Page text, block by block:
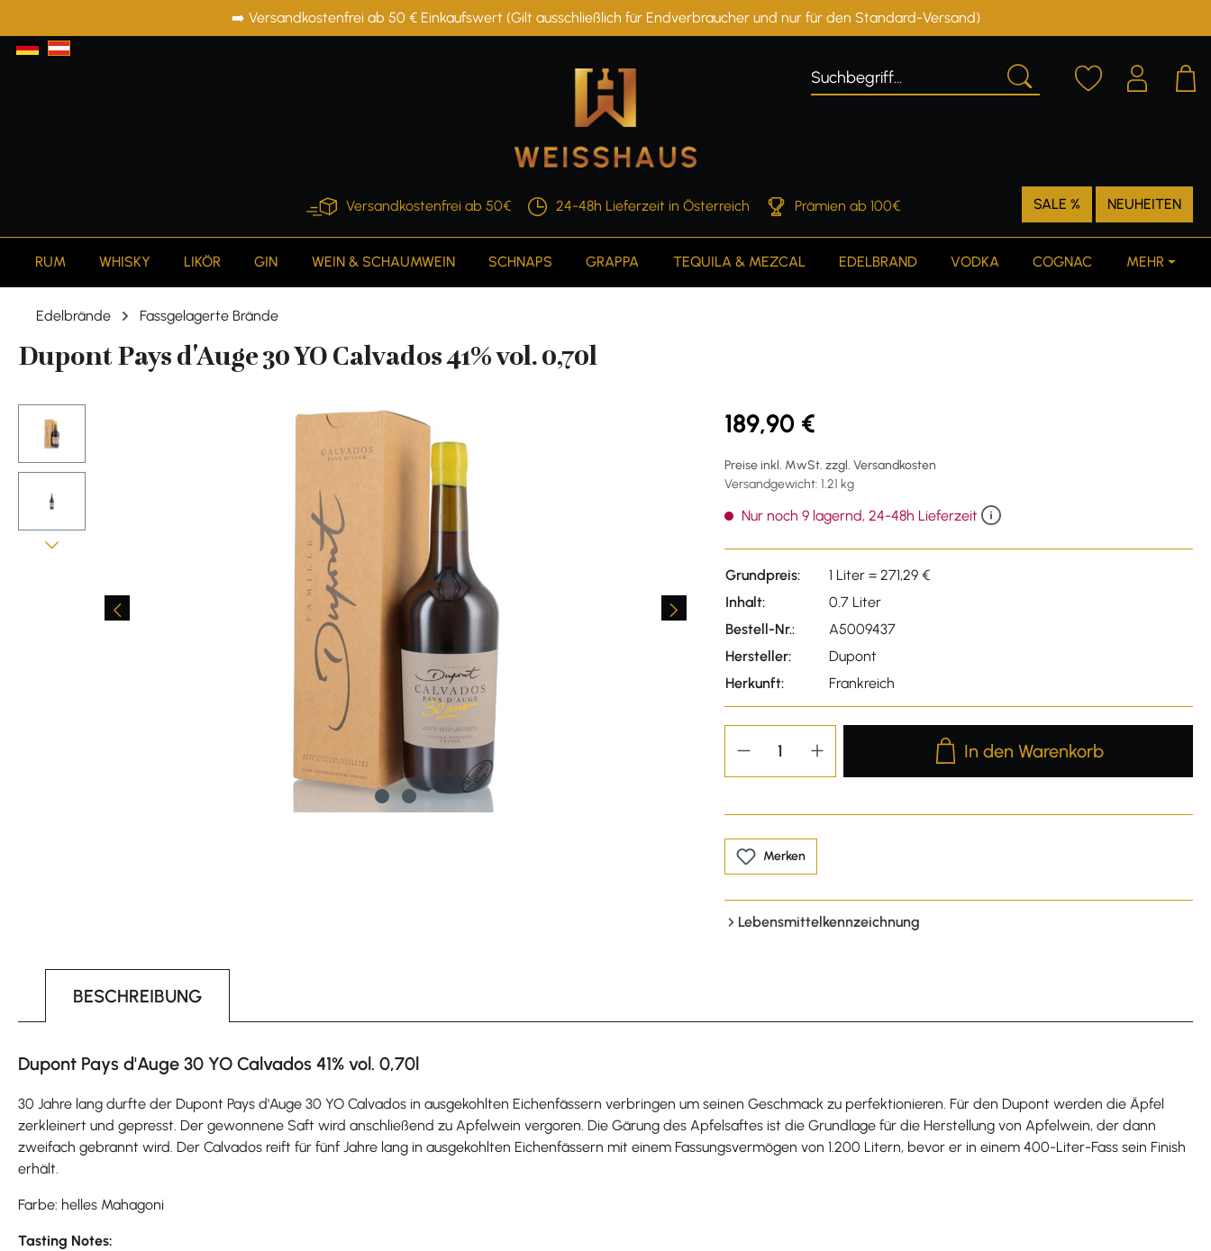
Zur Hauptnavigation springen➡️ Versandkostenfrei ab 50 € Einkaufswert (Gilt ausschließlich für Endverbraucher und nur für den Standard-Versand)
Versandkostenfrei ab 50€ 24-48h Lieferzeit in Österreich Prämien ab 100€ SALE % NEUHEITEN
RUM WHISKY LIKÖR GIN WEIN & SCHAUMWEIN SCHNAPS GRAPPA TEQUILA & MEZCAL EDELBRAND VODKA COGNAC MEHR
Edelbrände Fassgelagerte Brände
Dupont Pays d'Auge 30 YO Calvados 41% vol. 0,70l
189,90 €
Preise inkl. MwSt. zzgl. Versandkosten
Versandgewicht: 1.21 kg
Nur noch 9 lagernd, 24-48h Lieferzeit
Grundpreis:
1 Liter = 271,29 €
Inhalt:
0.7 Liter
Bestell-Nr.:
A5009437
Hersteller:
Dupont
Herkunft:
Frankreich
Produkt Anzahl: Gib den
In den Warenkorb
Merken
Lebensmittelkennzeichnung
BESCHREIBUNG
Dupont Pays d'Auge 30 YO Calvados 41% vol. 0,70l
30 Jahre lang durfte der Dupont Pays d'Auge 30 YO Calvados in ausgekohlten Eichenfässern verbringen um seinen Geschmack zu perfektionieren. Für den Dupont werden die Äpfel
zerkleinert und gepresst. Der gewonnene Saft wird anschließend zu Apfelwein vergoren. Die Gärung des Apfelsaftes ist die Grundlage für die Herstellung von Apfelwein, der dann
zweifach gebrannt wird. Der Calvados reift für fünf Jahre lang in ausgekohlten Eichenfässern mit einem Fassungsvermögen von 1.200 Litern, bevor er in einem 400-Liter-Fass sein Finish
erhält.
Farbe: helles Mahagoni
Tasting Notes: